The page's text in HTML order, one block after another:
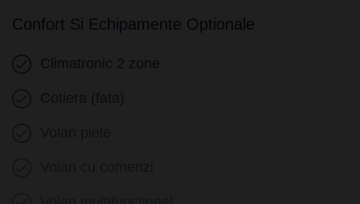
Confort Si Echipamente Optionale
Climatronic 2 zone